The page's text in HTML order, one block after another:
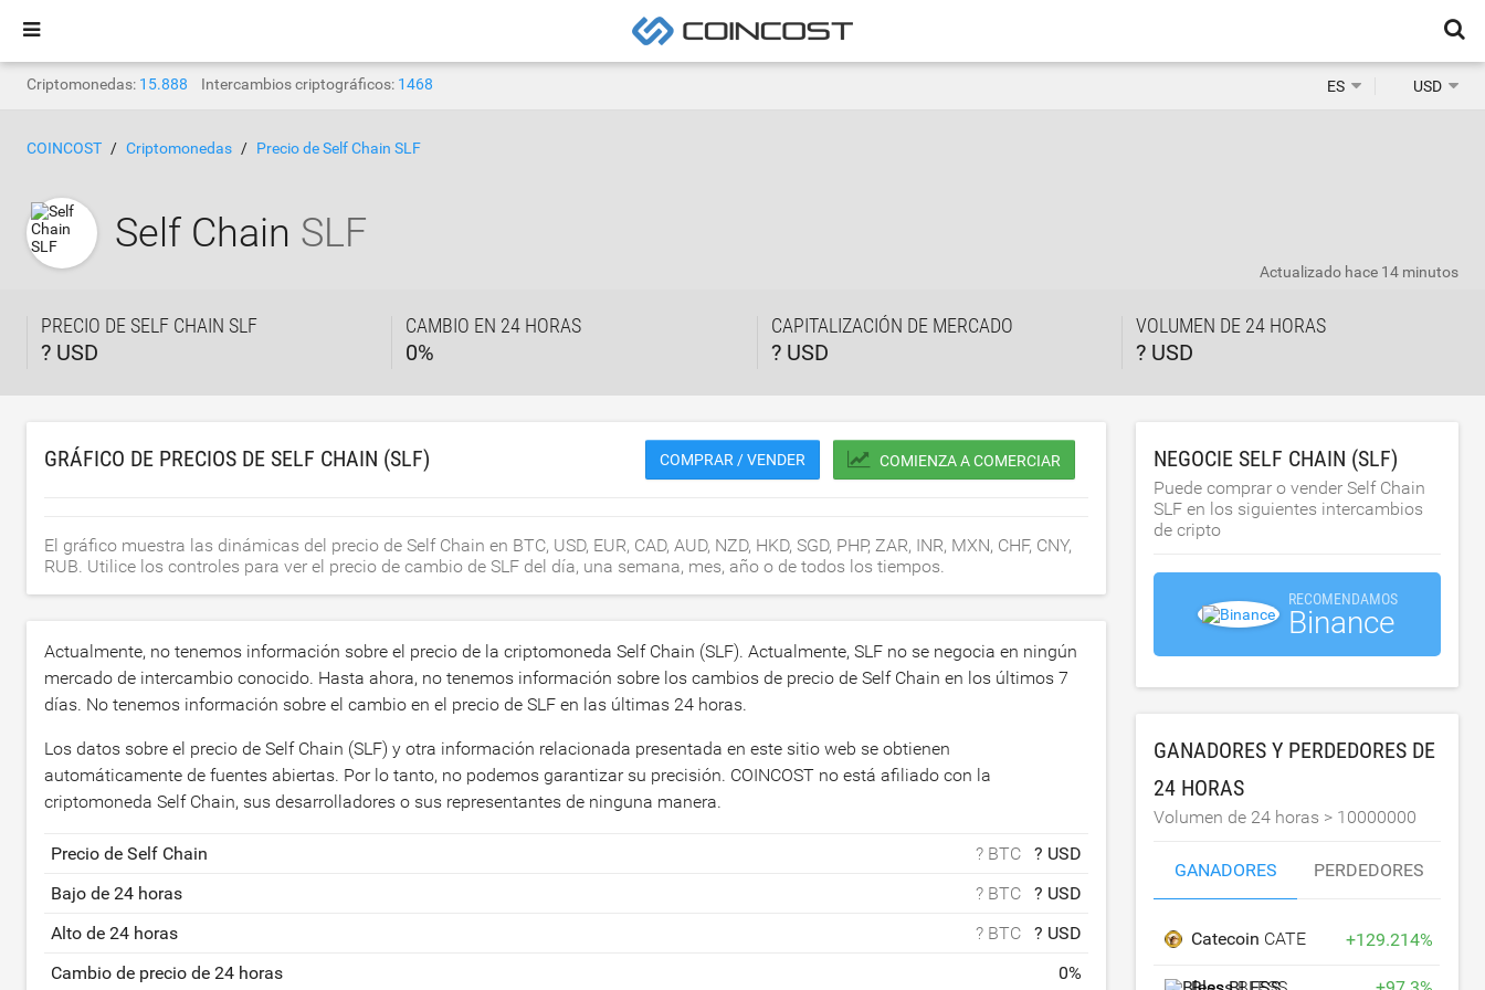
Criptomonedas: 15.888 Intercambios criptográficos: 1468 ES USD
COINCOST Criptomonedas Precio de Self Chain SLF
Self Chain SLF
PRECIO DE SELF CHAIN SLF
? USD
CAMBIO EN 24 HORAS
0%
CAPITALIZACIÓN DE MERCADO
? USD
VOLUMEN DE 24 HORAS
? USD
Actualizado hace 14 minutos
GRÁFICO DE PRECIOS DE SELF CHAIN (SLF) COMPRAR / VENDER COMIENZA A COMERCIAR
El gráfico muestra las dinámicas del precio de Self Chain en BTC, USD, EUR, CAD, AUD, NZD, HKD, SGD, PHP, ZAR, INR, MXN, CHF, CNY,
RUB. Utilice los controles para ver el precio de cambio de SLF del día, una semana, mes, año o de todos los tiempos.
Actualmente, no tenemos información sobre el precio de la criptomoneda Self Chain (SLF). Actualmente, SLF no se negocia en ningún
mercado de intercambio conocido. Hasta ahora, no tenemos información sobre los cambios de precio de Self Chain en los últimos 7
días. No tenemos información sobre el cambio en el precio de SLF en las últimas 24 horas.
Los datos sobre el precio de Self Chain (SLF) y otra información relacionada presentada en este sitio web se obtienen
automáticamente de fuentes abiertas. Por lo tanto, no podemos garantizar su precisión. COINCOST no está afiliado con la
criptomoneda Self Chain, sus desarrolladores o sus representantes de ninguna manera.
Precio de Self Chain ? BTC
? USD
Bajo de 24 horas
? BTC
? USD
Alto de 24 horas
? BTC
? USD
Cambio de precio de 24 horas
0%
NEGOCIE SELF CHAIN (SLF)
Puede comprar o vender Self Chain
SLF en los siguientes intercambios
de cripto
RECOMENDAMOS
Binance
GANADORES Y PERDEDORES DE
24 HORAS
Volumen de 24 horas > 10000000
GANADORES PERDEDORES
Catecoin CATE +129.214%